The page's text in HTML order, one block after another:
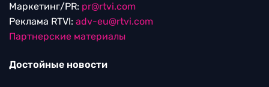
Маркетинг/PR: pr@rtvi.com
Реклама RTVI: adv-eu@rtvi.com
Партнерские материалы
Достойные новости